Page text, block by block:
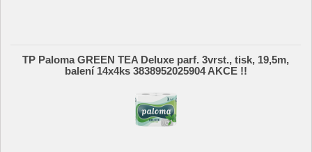
TP Paloma GREEN TEA Deluxe parf. 3vrst., tisk, 19,5m,
balení 14x4ks 3838952025904 AKCE !!